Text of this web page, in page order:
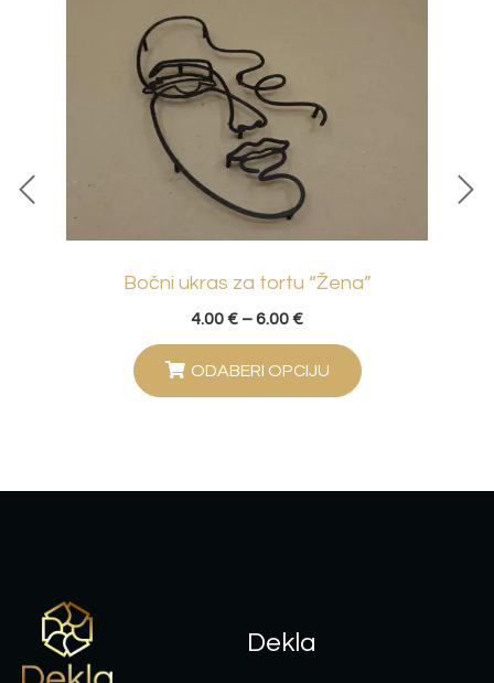
Bočni ukras za tortu “Žena”
4.00€ –6.00€
ODABERI OPCIJU
Dekla